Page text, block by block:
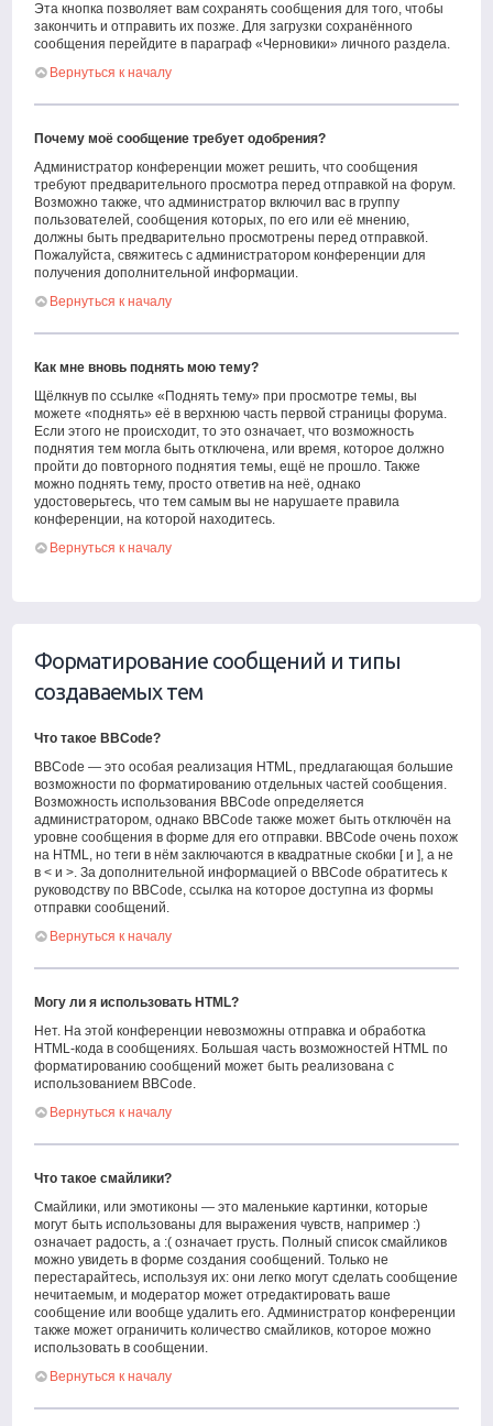
Эта кнопка позволяет вам сохранять сообщения для того, чтобы
закончить и отправить их позже. Для загрузки сохранённого
сообщения перейдите в параграф «Черновики» личного раздела.
Вернуться к началу
Почему моё сообщение требует одобрения?
Администратор конференции может решить, что сообщения
требуют предварительного просмотра перед отправкой на форум.
Возможно также, что администратор включил вас в группу
пользователей, сообщения которых, по его или её мнению,
должны быть предварительно просмотрены перед отправкой.
Пожалуйста, свяжитесь с администратором конференции для
получения дополнительной информации.
Вернуться к началу
Как мне вновь поднять мою тему?
Щёлкнув по ссылке «Поднять тему» при просмотре темы, вы
можете «поднять» её в верхнюю часть первой страницы форума.
Если этого не происходит, то это означает, что возможность
поднятия тем могла быть отключена, или время, которое должно
пройти до повторного поднятия темы, ещё не прошло. Также
можно поднять тему, просто ответив на неё, однако
удостоверьтесь, что тем самым вы не нарушаете правила
конференции, на которой находитесь.
Вернуться к началу
Форматирование сообщений и типы
создаваемых тем
Что такое BBCode?
BBCode — это особая реализация HTML, предлагающая большие
возможности по форматированию отдельных частей сообщения.
Возможность использования BBCode определяется
администратором, однако BBCode также может быть отключён на
уровне сообщения в форме для его отправки. BBCode очень похож
на HTML, но теги в нём заключаются в квадратные скобки [ и ], а не
в < и >. За дополнительной информацией о BBCode обратитесь к
руководству по BBCode, ссылка на которое доступна из формы
отправки сообщений.
Вернуться к началу
Могу ли я использовать HTML?
Нет. На этой конференции невозможны отправка и обработка
HTML-кода в сообщениях. Большая часть возможностей HTML по
форматированию сообщений может быть реализована с
использованием BBCode.
Вернуться к началу
Что такое смайлики?
Смайлики, или эмотиконы — это маленькие картинки, которые
могут быть использованы для выражения чувств, например :)
означает радость, а :( означает грусть. Полный список смайликов
можно увидеть в форме создания сообщений. Только не
перестарайтесь, используя их: они легко могут сделать сообщение
нечитаемым, и модератор может отредактировать ваше
сообщение или вообще удалить его. Администратор конференции
также может ограничить количество смайликов, которое можно
использовать в сообщении.
Вернуться к началу